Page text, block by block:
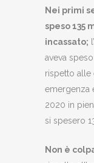
Nei primi
speso 135
incassato;
aveva
rispetto alle
emergenza
2020 in
si spesero
Non è